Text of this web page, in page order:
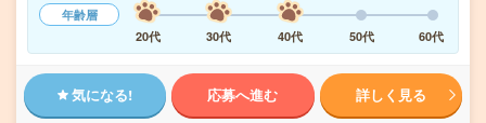
年齢層
20代
30代 40代 50代 60代
気になる! 応募へ進む 詳しく見る